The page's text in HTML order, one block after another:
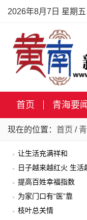
2026年8月7日 星期
首页 青海要闻
现在的位置： 首页 /
让生活充满祥和
日子越来越红火 生活
提高百姓幸福指数
为家门口有“医”靠
枝叶总关情